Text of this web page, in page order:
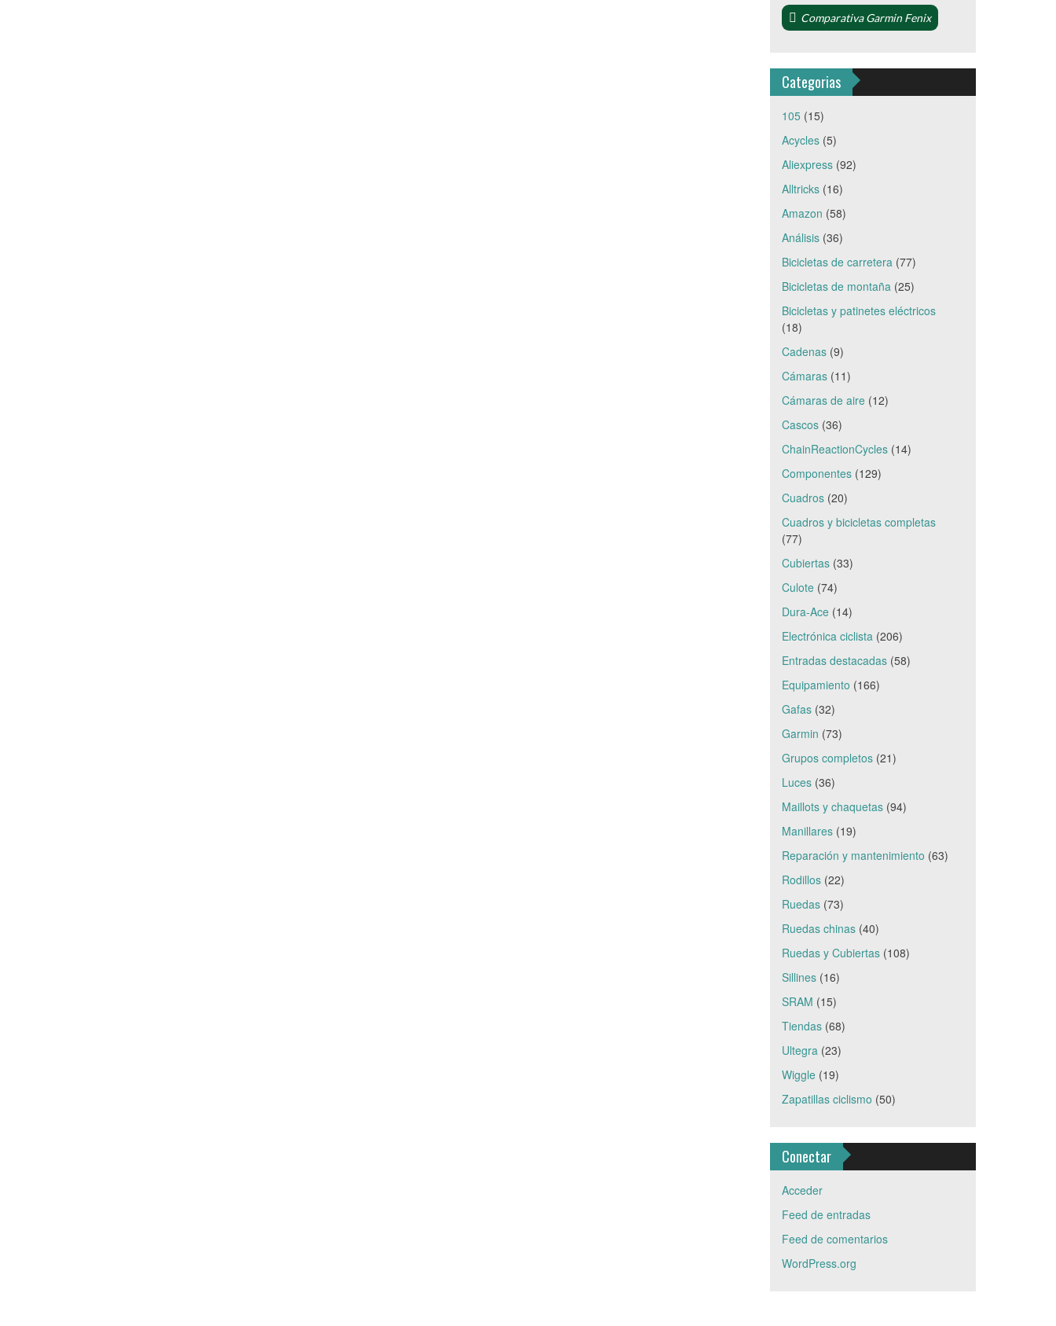
Comparativa Garmin Fenix
Categorias
105(15)
Acycles(5)
Aliexpress(92)
Alltricks(16)
Amazon (58)
Análisis(36)
Bicicletas de carretera(77)
Bicicletas de montaña(25)
Bicicletas y patinetes eléctricos
(18)
Cadenas(9)
Cámaras(11)
Cámaras de aire(12)
Cascos(36)
ChainReactionCycles(14)
Componentes(129)
Cuadros(20)
Cuadros y bicicletas completas
(77)
Cubiertas(33)
Culote(74)
Dura-Ace(14)
Electrónica ciclista(206)
Entradas destacadas(58)
Equipamiento (166)
Gafas(32)
Garmin (73)
Grupos completos(21)
Luces(36)
Maillots y chaquetas(94)
Manillares(19)
Reparación y mantenimiento (63)
Rodillos(22)
Ruedas(73)
Ruedas chinas(40)
Ruedas y Cubiertas(108)
Sillines(16)
SRAM (15)
Tiendas(68)
Ultegra(23)
Wiggle(19)
Zapatillas ciclismo (50)
Conectar
Acceder
Feed de entradas
Feed de comentarios
WordPress.org